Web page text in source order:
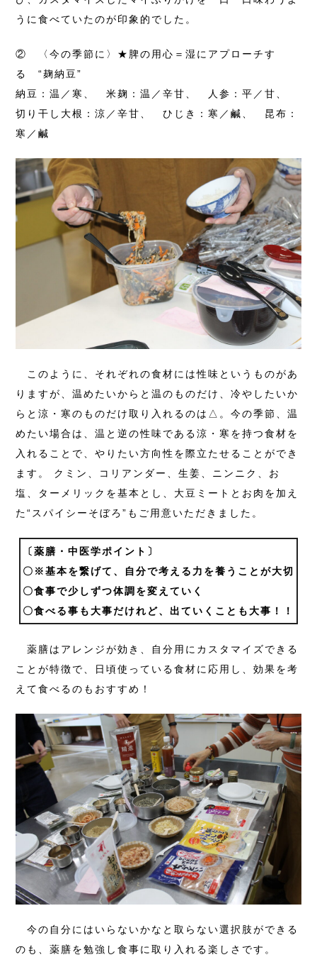
うに食べていたのが印象的でした。
② 〈今の季節に〉★脾の用心＝湿にアプローチす
る “麹納豆”
納豆：温／寒、 米麹：温／辛甘、 人参：平／甘、
切り干し大根：涼／辛甘、 ひじき：寒／鹹、 昆布：
寒／鹹
このように、それぞれの食材には性味というものがあ
りますが、温めたいからと温のものだけ、冷やしたいか
らと涼・寒のものだけ取り入れるのは△。今の季節、温
めたい場合は、温と逆の性味である涼・寒を持つ食材を
入れることで、やりたい方向性を際立たせることができ
ます。 クミン、コリアンダー、生姜、ニンニク、お
塩、ターメリックを基本とし、大豆ミートとお肉を加え
た“スパイシーそぼろ”もご用意いただきました。
〔薬膳・中医学ポイント〕
〇※基本を繋げて、自分で考える力を養うことが大切
〇食事で少しずつ体調を変えていく
〇食べる事も大事だけれど、出ていくことも大事！！
薬膳はアレンジが効き、自分用にカスタマイズできる
ことが特徴で、日頃使っている食材に応用し、効果を考
えて食べるのもおすすめ！
今の自分にはいらないかなと取らない選択肢ができる
のも、薬膳を勉強し食事に取り入れる楽しさです。